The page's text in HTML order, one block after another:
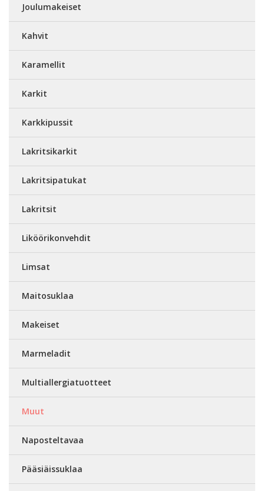
Joulumakeiset
Kahvit
Karamellit
Karkit
Karkkipussit
Lakritsikarkit
Lakritsipatukat
Lakritsit
Liköörikonvehdit
Limsat
Maitosuklaa
Makeiset
Marmeladit
Multiallergiatuotteet
Muut
Naposteltavaa
Pääsiäissuklaa